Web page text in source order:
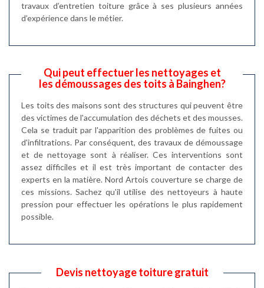
travaux d’entretien toiture grâce à ses plusieurs années
d’expérience dans le métier.
Qui peut effectuer les nettoyages et
les démoussages des toits à Bainghen?
Les toits des maisons sont des structures qui peuvent être
des victimes de l'accumulation des déchets et des mousses.
Cela se traduit par l'apparition des problèmes de fuites ou
d'infiltrations. Par conséquent, des travaux de démoussage
et de nettoyage sont à réaliser. Ces interventions sont
assez difficiles et il est très important de contacter des
experts en la matière. Nord Artois couverture se charge de
ces missions. Sachez qu'il utilise des nettoyeurs à haute
pression pour effectuer les opérations le plus rapidement
possible.
Devis nettoyage toiture gratuit